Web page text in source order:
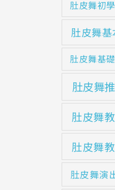
肚皮舞初學
肚皮舞基
肚皮舞基
肚皮舞
肚皮舞
肚皮舞
肚皮舞演